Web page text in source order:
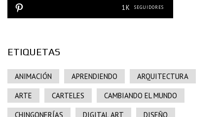
1K SEGUIDORES
ETIQUETAS
ANIMACIÓN APRENDIENDO ARQUITECTURA
ARTE CARTELES CAMBIANDO EL MUNDO
CHINGONERÍAS DIGITAL ART DISEÑO